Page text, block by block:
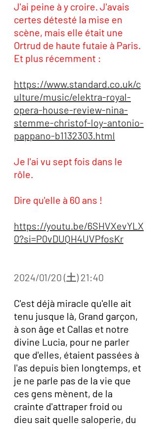
J'ai peine à y croire. J'avais
certes détesté la mise en
scène, mais elle était une
Ortrud de haute futaie à Paris.
Et plus récemment :
https://www.standard.co.uk/c
ulture/music/elektra-royal-
opera-house-review-nina-
stemme-christof-loy-antonio-
pappano-b1132303.html
Je l'ai vu sept fois dans le
rôle.
Dire qu'elle à 60 ans !
https://youtu.be/6SHVXevYLX
0?si=P0vDUQH4UVPfosKr
2024/01/20 (土) 21:40
C'est déjà miracle qu'elle ait
tenu jusque là, Grand garçon,
à son âge et Callas et notre
divine Lucia, pour ne parler
que d'elles, étaient passées à
l'as depuis bien longtemps, et
je ne parle pas de la vie que
ces gens mènent, de la
crainte d'attraper froid ou
dieu sait quelle saloperie, du